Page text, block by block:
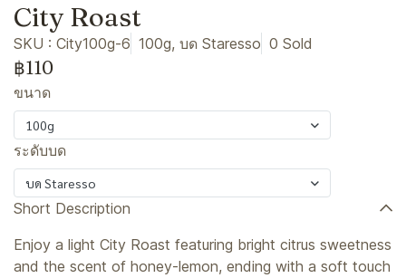
City Roast
SKU : City100g-6 100g, บด Staresso 0 Sold
฿110
ขนาด
100g
ระดับบด
บด Staresso
Short Description
Enjoy a light City Roast featuring bright citrus sweetness
and the scent of honey-lemon, ending with a soft touch